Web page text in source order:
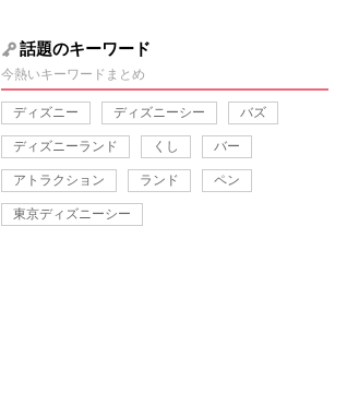
話題のキーワード
今熱いキーワードまとめ
ディズニー ディズニーシー バズ
ディズニーランド くし バー
アトラクション ランド ペン
東京ディズニーシー